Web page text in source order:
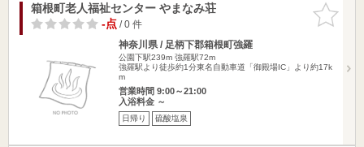
お気に入
りに追加
箱根町老人福祉センター やまなみ荘
-点/ 0 件
神奈川県 / 足柄下郡箱根町強羅
公園下駅239m 強羅駅72m
強羅駅より徒歩約1分東名自動車道「御殿場IC」より約17k
m
営業時間 9:00～21:00
入浴料金 ～
日帰り 硫酸塩泉